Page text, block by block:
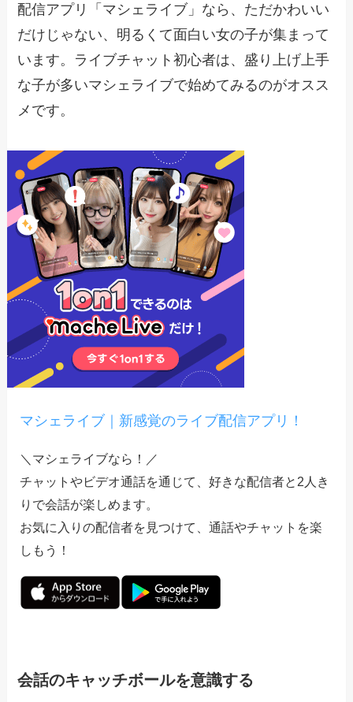
配信アプリ「マシェライブ」なら、ただかわいい
だけじゃない、明るくて面白い女の子が集まって
います。ライブチャット初心者は、盛り上げ上手
な子が多いマシェライブで始めてみるのがオスス
メです。
マシェライブ｜新感覚のライブ配信アプリ！
＼マシェライブなら！／
チャットやビデオ通話を通じて、好きな配信者と2人き
りで会話が楽しめます。
お気に入りの配信者を見つけて、通話やチャットを楽
しもう！
会話のキャッチボールを意識する